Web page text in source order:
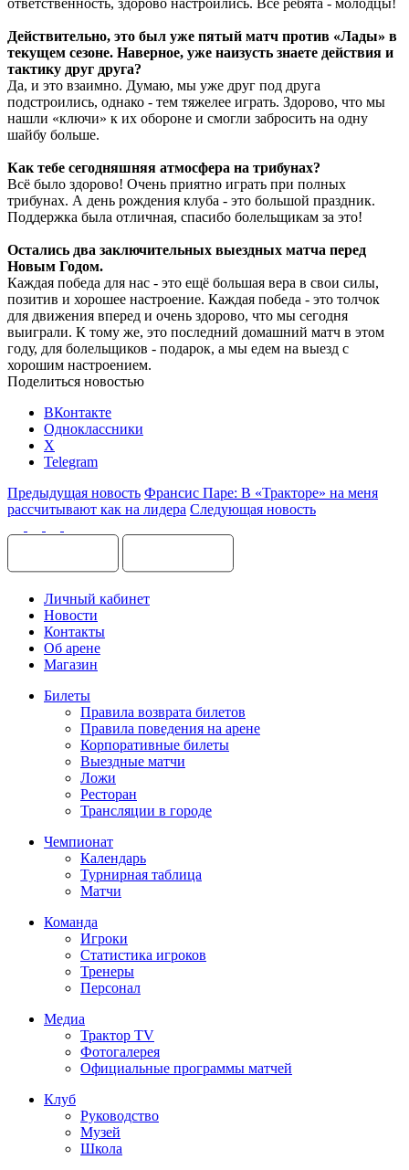
Действительно, это был уже пятый матч против «Лады» в
текущем сезоне. Наверное, уже наизусть знаете действия и
тактику друг друга?
Да, и это взаимно. Думаю, мы уже друг под друга
подстроились, однако - тем тяжелее играть. Здорово, что мы
нашли «ключи» к их обороне и смогли забросить на одну
шайбу больше.
Как тебе сегодняшняя атмосфера на трибунах?
Всё было здорово! Очень приятно играть при полных
трибунах. А день рождения клуба - это большой праздник.
Поддержка была отличная, спасибо болельщикам за это!
Остались два заключительных выездных матча перед
Новым Годом.
Каждая победа для нас - это ещё большая вера в свои силы,
позитив и хорошее настроение. Каждая победа - это толчок
для движения вперед и очень здорово, что мы сегодня
выиграли. К тому же, это последний домашний матч в этом
году, для болельщиков - подарок, а мы едем на выезд с
хорошим настроением.
Поделиться новостью
ВКонтакте
Одноклассники
X
Telegram
Предыдущая новость Франсис Паре: В «Тракторе» на меня
рассчитывают как на лидера Следующая новость
Личный кабинет
Новости
Контакты
Об арене
Магазин
Билеты
Правила возврата билетов
Правила поведения на арене
Корпоративные билеты
Выездные матчи
Ложи
Ресторан
Трансляции в городе
Чемпионат
Календарь
Турнирная таблица
Матчи
Команда
Игроки
Статистика игроков
Тренеры
Персонал
Медиа
Трактор TV
Фотогалерея
Официальные программы матчей
Клуб
Руководство
Музей
Школа